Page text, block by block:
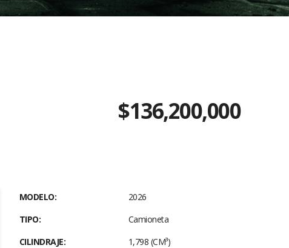
$136,200,000
MODELO:
2026
TIPO:
Camioneta
CILINDRAJE:
1,798 (CM³)